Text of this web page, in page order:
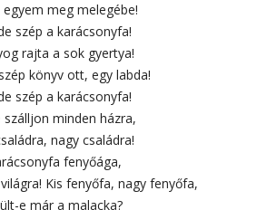
egyem meg melegébe!
szép a karácsonyfa!
rajta a sok gyertya!
könyv ott, egy labda!
szép a karácsonyfa!
szálljon minden házra,
nagy családra!
fenyőága,
Kis fenyőfa, nagy fenyőfa,
e már a malacka?